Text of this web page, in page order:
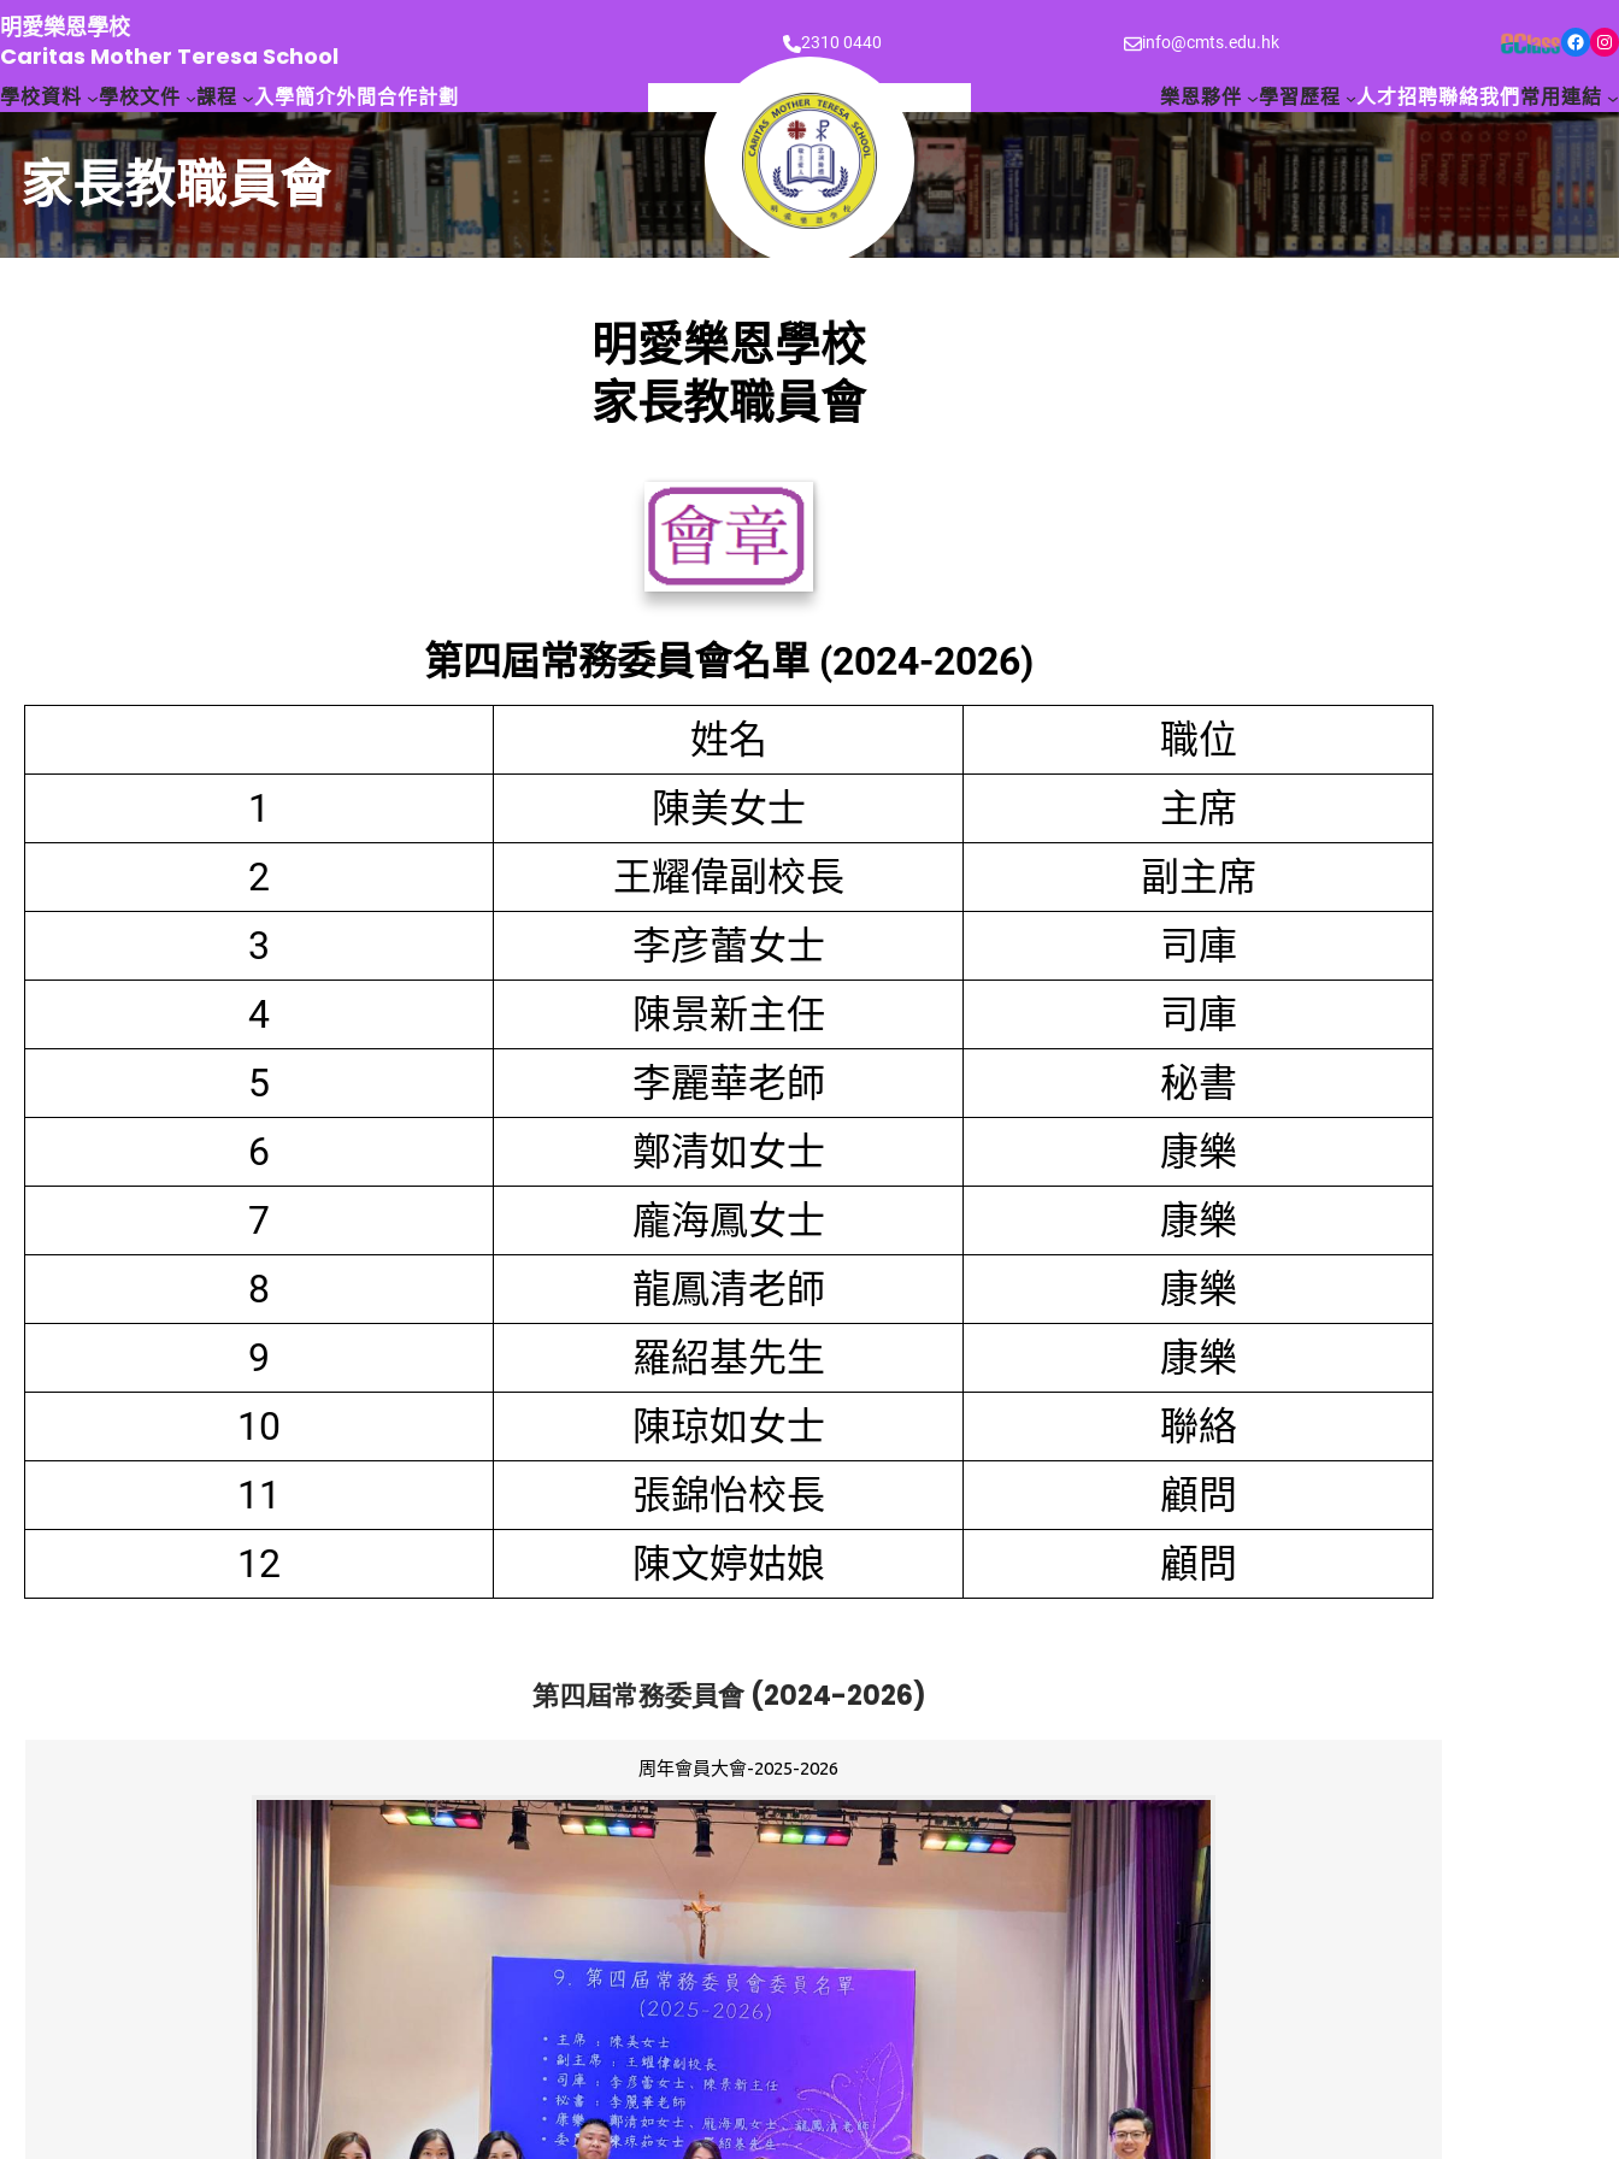
跳
至
主
要
容
明愛樂恩學校
Caritas Mother Teresa School
2310 0440 info@cmts.edu.hk Facebook Instagram
學校資料 學校文件 課程 入學簡介外間合作計劃 樂恩夥伴 學習歷程 人才招聘聯絡我們 常用連結
家長教職員會
明愛樂恩學校
家長教職員會
第四屆常務委員會名單 (2024-2026)
姓名
職位
1
陳美女士
主席
2
王耀偉副校長
副主席
3
李彦蕾女士
司庫
4
陳景新主任
司庫
5
李麗華老師
秘書
6
鄭清如女士
康樂
7
龐海鳳女士
康樂
8
龍鳳清老師
康樂
9
羅紹基先生
康樂
10
陳琼如女士
聯絡
11
張錦怡校長
顧問
12
陳文婷姑娘 顧問
第四屆常務委員會 (2024-2026)
周年會員大會-2025-2026